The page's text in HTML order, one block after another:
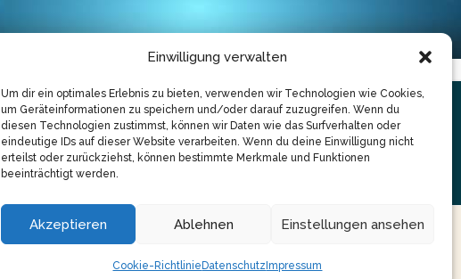
Einwilligung verwalten
Um dir ein optimales Erlebnis zu bieten, verwenden wir Technologien wie Cookies,
um Geräteinformationen zu speichern und/oder darauf zuzugreifen. Wenn du
diesen Technologien zustimmst, können wir Daten wie das Surfverhalten oder
eindeutige IDs auf dieser Website verarbeiten. Wenn du deine Einwilligung nicht
erteilst oder zurückziehst, können bestimmte Merkmale und Funktionen
beeinträchtigt werden.
Akzeptieren Ablehnen Einstellungen ansehen
Cookie-Richtlinie Datenschutz Impressum